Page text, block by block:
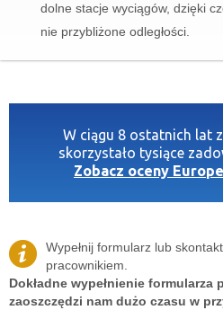
dolne stacje wyciągów, dzięki
nie przybliżone odległości.
W ciągu 8 ostatnich lat
skorzystało tysiące
Zobacz oceny
Wypełnij formularz lub
pracownikiem.
Dokładne wypełnienie
zaoszczędzi nam dużo czasu w